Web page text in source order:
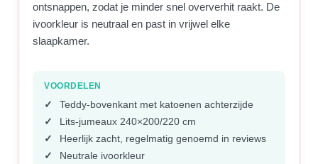
ontsnappen, zodat je minder snel oververhit raakt. De
ivoorkleur is neutraal en past in vrijwel elke
slaapkamer.
VOORDELEN
Teddy-bovenkant met katoenen achterzijde
Lits-jumeaux 240×200/220 cm
Heerlijk zacht, regelmatig genoemd in reviews
Neutrale ivoorkleur